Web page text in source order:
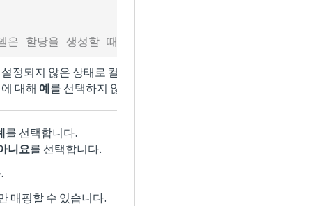
정되지 않은 상태로 컬렉션을 정의하려면
대해 예를 선택하지 않으면 이 모델을 사용하도록 설정할 수
를 선택합니다.
니요를 선택합니다.
매핑할 수 있습니다.